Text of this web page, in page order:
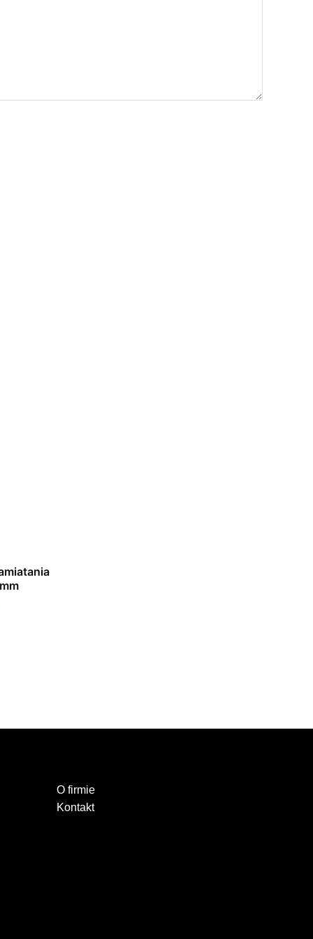
O firmie
Kontakt